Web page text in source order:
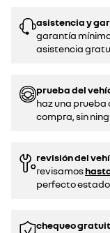
asistencia y
garantía mínima
asistencia
prueba del
haz una prueba
compra, sin
revisión del
revisamos
perfecto
chequeo